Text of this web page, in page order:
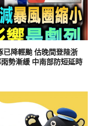
已降輕颱 估晚間登陸浙
勢漸緩 中南部防短延時